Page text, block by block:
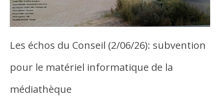
Les échos du Conseil (2/06/26): subvention
pour le matériel informatique de la
médiathèque